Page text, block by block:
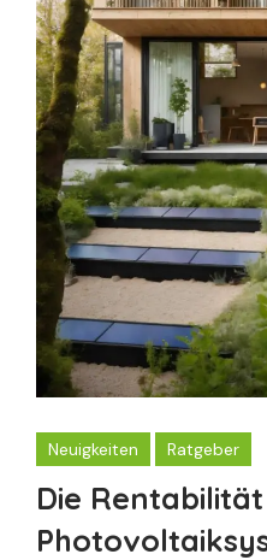
Neuigkeiten Ratgeber
Die